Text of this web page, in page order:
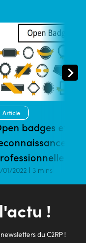
Article
badges et
01/2022 | 3 mins
!
du C2RP !